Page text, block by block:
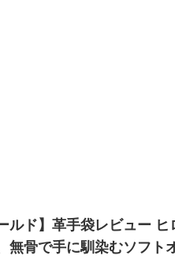
ルド】革手袋レビュー ヒ
無骨で手に馴染むソフト